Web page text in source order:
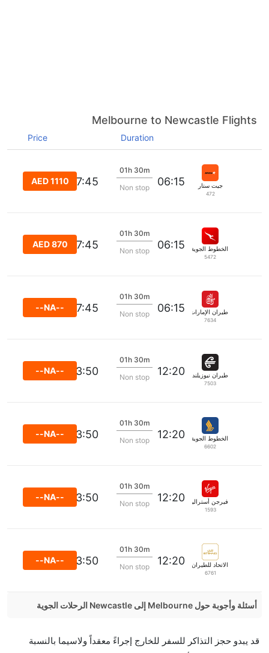
Melbourne to Newcastle Flights
Duration
Price
جيت ستار
472
06:15
01h 30m
Non stop
07:45
AED 1110
الخطوط الجوية كانتاس
5472
06:15
01h 30m
Non stop
07:45
AED 870
طيران الإمارات
7634
06:15
01h 30m
Non stop
07:45
--NA--
طيران نيوزيلندا
7503
12:20
01h 30m
Non stop
13:50
--NA--
الخطوط الجوية السنغافورية
6602
12:20
01h 30m
Non stop
13:50
--NA--
فيرجن أستراليا
1593
12:20
01h 30m
Non stop
13:50
--NA--
الاتحاد للطيران
6761
12:20
01h 30m
Non stop
13:50
--NA--
أسئلة وأجوبة حول Melbourne إلى Newcastle الرحلات الجوية
رحلة مباشرة من إلىنيوكاسل مما تستغرقه الخطوط الجوية
قد يبدو حجز التذاكر للسفر للخارج إجراءً معقداً ولاسيما بالنسبة